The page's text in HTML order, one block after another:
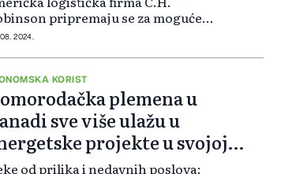
pripremaju se za moguće
rada u kanadskim
(CN) i Canadian Pacific
City (CPKC), š...
2024.
KORIST
plemena u
sve više ulažu u
projekte u svojoj
od prilika i nedavnih poslova: